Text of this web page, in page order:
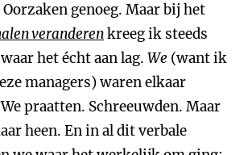
genoeg. Maar bij het
veranderenkreeg ik steeds
het écht aan lag. We (want ik
managers) waren elkaar
praatten. Schreeuwden. Maar
heen. En in al dit verbale